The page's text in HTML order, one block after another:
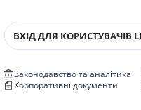
ВХІД ДЛЯ КОРИСТУВАЧІВ
Законодавство та аналітика
Корпоративні документи